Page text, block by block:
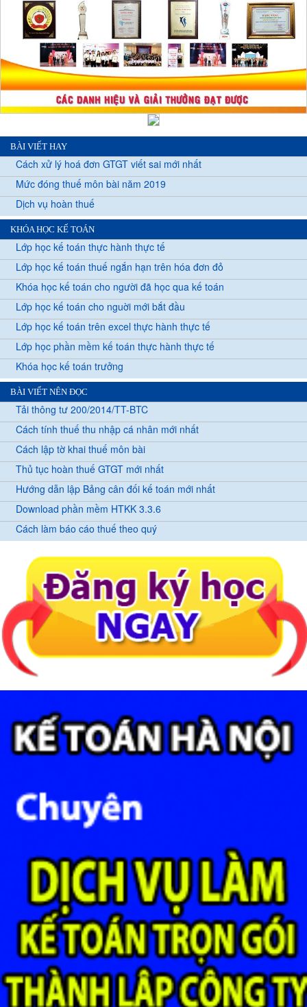
BÀI VIẾT HAY
Cách xử lý hoá đơn GTGT viết sai mới nhất
Mức đóng thuế môn bài năm 2019
Dịch vụ hoàn thuế
KHÓA HỌC KẾ TOÁN
Lớp học kế toán thực hành thực tế
Lớp học kế toán thuế ngắn hạn trên hóa đơn đỏ
Khóa học kế toán cho người đã học qua kế toán
Lớp học kế toán cho nguời mới bắt đầu
Lớp học kế toán trên excel thực hành thực tế
Lớp học phần mềm kế toán thực hành thực tế
Khóa học kế toán trưởng
BÀI VIẾT NÊN ĐỌC
Tải thông tư 200/2014/TT-BTC
Cách tính thuế thu nhập cá nhân mới nhất
Cách lập tờ khai thuế môn bài
Thủ tục hoàn thuế GTGT mới nhất
Hướng dẫn lập Bảng cân đối kế toán mới nhất
Download phần mềm HTKK 3.3.6
Cách làm báo cáo thuế theo quý